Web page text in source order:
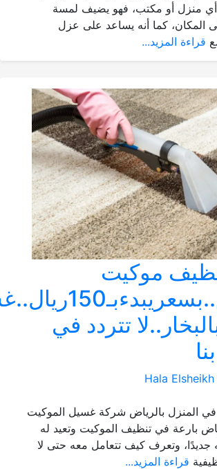
أو مكتب، فهو يضيف لمسة
كما أنه يساعد على عزل
موكيت
بالرياض..بسعريبدءبـ150ريال..غسيل
تتردد في
Hala
بالرياض شركة غسيل الموكيت
في تنظيف الموكيت وتعيد له
وتعرف كيف تتعامل معه حتى لا
المزيد...